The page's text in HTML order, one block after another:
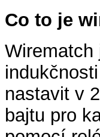
Co to je
Wirematch
nastavit v
bajtu pro